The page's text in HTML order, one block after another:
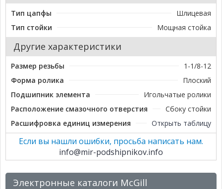
Тип цапфы
Шлицевая
Тип стойки
Мощная стойка
Другие характеристики
Размер резьбы
1-1/8-12
Форма ролика
Плоский
Подшипник элемента
Игольчатые ролики
Расположение смазочного отверстия
Сбоку стойки
Расшифровка единиц измерения
Открыть таблицу
Если вы нашли ошибки, просьба написать нам.
info@mir-podshipnikov.info
Электронные каталоги McGill